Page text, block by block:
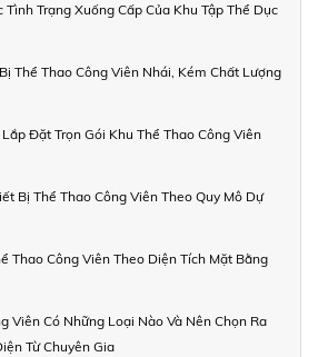
Trạng Xuống Cấp Của Khu Tập Thể Dục
Thể Thao Công Viên Nhái, Kém Chất Lượng
Đặt Trọn Gói Khu Thể Thao Công Viên
Bị Thể Thao Công Viên Theo Quy Mô Dự
Thao Công Viên Theo Diện Tích Mặt Bằng
Viên Có Những Loại Nào Và Nên Chọn Ra
Từ Chuyên Gia